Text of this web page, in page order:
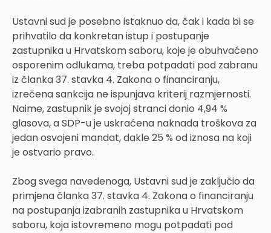
Ustavni sud je posebno istaknuo da, čak i kada bi se
prihvatilo da konkretan istup i postupanje
zastupnika u Hrvatskom saboru, koje je obuhvaćeno
osporenim odlukama, treba potpadati pod zabranu
iz članka 37. stavka 4. Zakona o financiranju,
izrečena sankcija ne ispunjava kriterij razmjernosti.
Naime, zastupnik je svojoj stranci donio 4,94 %
glasova, a SDP-u je uskraćena naknada troškova za
jedan osvojeni mandat, dakle 25 % od iznosa na koji
je ostvario pravo.
Zbog svega navedenoga, Ustavni sud je zaključio da
primjena članka 37. stavka 4. Zakona o financiranju
na postupanja izabranih zastupnika u Hrvatskom
saboru, koja istovremeno mogu potpadati pod